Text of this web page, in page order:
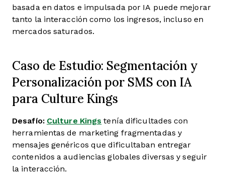
basada en datos e impulsada por IA puede mejorar
tanto la interacción como los ingresos, incluso en
mercados saturados.
Caso de Estudio: Segmentación y
Personalización por SMS con IA
para Culture Kings
Desafío: Culture Kings tenía dificultades con
herramientas de marketing fragmentadas y
mensajes genéricos que dificultaban entregar
contenidos a audiencias globales diversas y seguir
la interacción.